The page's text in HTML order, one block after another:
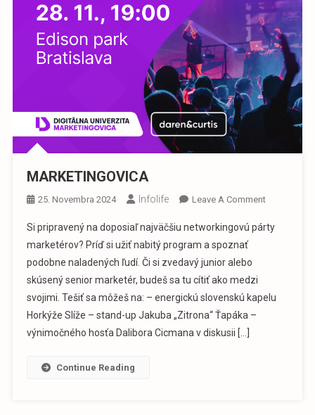
MARKETINGOVICA
25. Novembra 2024 Infolife Leave A CommentOn
Si pripravený na doposiaľ najväčšiu networkingovú párty
marketérov? Príď si užiť nabitý program a spoznať
podobne naladených ľudí. Či si zvedavý junior alebo
skúsený senior marketér, budeš sa tu cítiť ako medzi
svojimi. Tešiť sa môžeš na: – energickú slovenskú kapelu
Horkýže Slíže – stand-up Jakuba „Zitrona“ Ťapáka –
výnimočného hosťa Dalibora Cicmana v diskusii […]
Continue Reading